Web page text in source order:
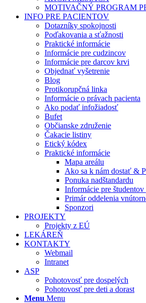
MOTIVAČNÝ PROGRAM
INFO PRE PACIENTOV
Dotazníky spokojnosti
Poďakovania a sťažnosti
Praktické informácie
Informácie pre cudzincov
Informácie pre darcov krvi
Objednať vyšetrenie
Blog
Protikorupčná linka
Informácie o právach pacienta
Ako podať infožiadosť
Bufet
Občianske združenie
Čakacie listiny
Etický kódex
Praktické informácie
Mapa areálu
Ako sa k nám dostať &
Ponuka nadštandardu
Informácie pre
Primár oddelenia
Sponzori
PROJEKTY
Projekty z EÚ
LEKÁREŇ
KONTAKTY
Webmail
Intranet
ASP
Pohotovosť pre dospelých
Pohotovosť pre deti a dorast
Menu Menu